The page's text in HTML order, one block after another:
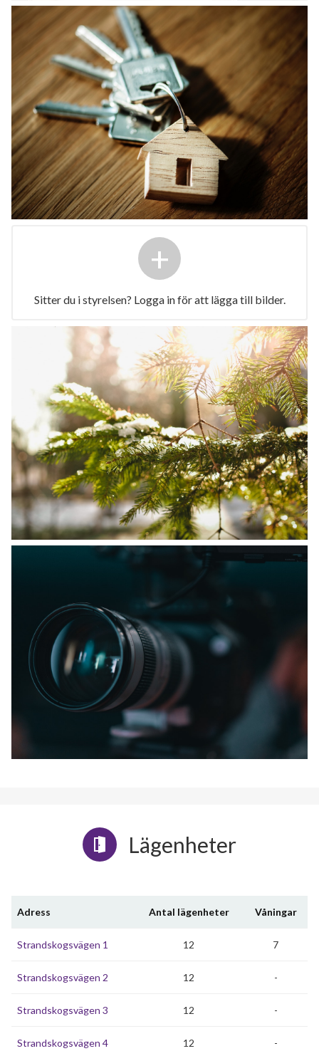
+
Sitter du i styrelsen? Logga in för att lägga till bilder.
Lägenheter
Adress Antal lägenheter Våningar
Strandskogsvägen 1 12 7
Strandskogsvägen 2 12 -
Strandskogsvägen 3 12 -
Strandskogsvägen 4 12 -